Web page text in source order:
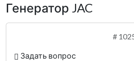
Генератор JAC
#
Задать вопрос